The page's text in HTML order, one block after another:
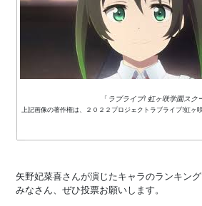
「 ラブライブ! 虹ヶ咲学園スク
上記画像の著作権は、２０２２プロジェクトラブライブ!虹ヶ
矢野妃菜喜さんが演じたキャラのランキン
みなさん、ぜひ投票お願いします。